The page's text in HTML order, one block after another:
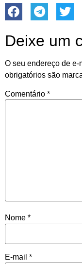
Deixe um
O seu endereço de
obrigatórios são
Comentário *
Nome *
E-mail *